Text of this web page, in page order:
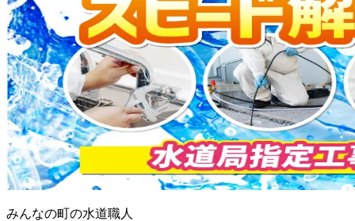
みんなの町の水道職人